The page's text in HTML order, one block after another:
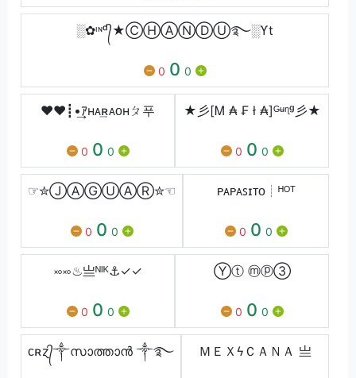
░✿ᶦᶰᵈ᭄★ⒸⒽⒶⓃⒹⓊ࿐░ϒt
0 0 0
♥♥┋•͢ｱʜᴀ͢ʀᴀᴏʜㄆ푸
0 0 0
★彡[Ꮇ ₳ ₣ ł ₳]ᴳᶶᶯᵍ彡★
0 0 0
☞✮ⒿⒶⒼⓊⒶⓇ✮☜
0 0 0
ᴘᴀᴘᴀꜱɪᴛᴏㅤ┊ᴴᴼᵀ
0 0 0
࿎࿎♨亗ㅤᴺᴵᴷ⚓ㅤ✓✓
0 0 0
Ⓨⓣ ⓜⓟ③
0 0 0
ᴄʀɀ᭄༒സാത്താൻ ༒࿐ ＭＥＸϟＣＡＮＡ 亗